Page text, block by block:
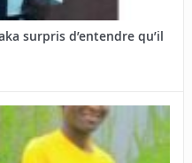
surpris d’entendre qu’il